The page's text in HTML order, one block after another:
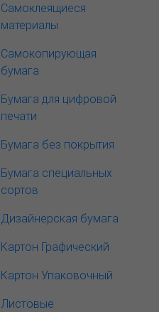
Самоклеящиеся
материалы
Самокопирующая
бумага
Бумага для цифровой
печати
Бумага без покрытия
Бумага специальных
сортов
Дизайнерская бумага
Картон Графический
Картон Упаковочный
Листовые